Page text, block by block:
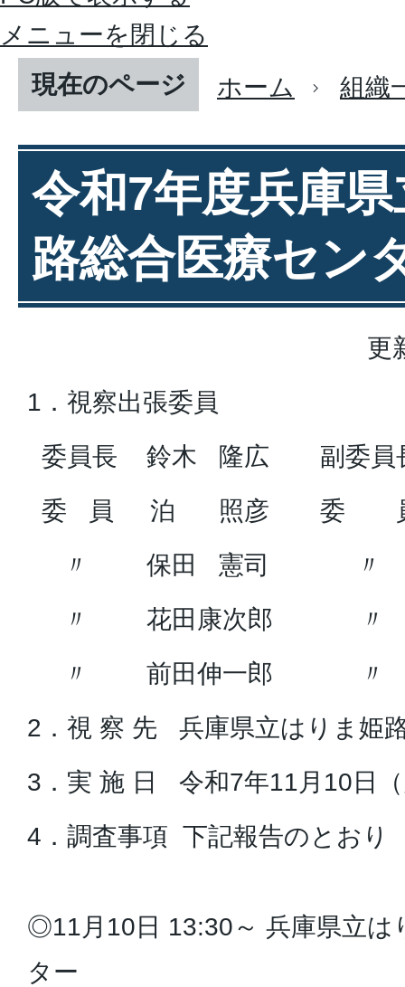
メニューを閉じる
現在のページ
ホーム 組織
令和7年度兵庫
路総合医療セン
更
1．視察出張委員
委員長 鈴木 隆広 副委
委 員 泊 照彦 委 員
〃 保田 憲司 〃
〃 花田康次郎 〃
〃 前田伸一郎
2．視 察 先 兵庫県立はりま姫
3．実 施 日 令和7年11月10日
4．調査事項 下記報告のとおり
◎11月10日 13:30～ 兵庫県立は
ター